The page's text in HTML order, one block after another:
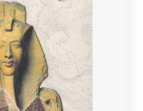
ادبیات
ادبیات
ادبیات
ادبیات
ادبیات